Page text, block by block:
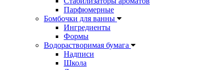
Парфюмерные
Бомбочки для ванны
Ингредиенты
Формы
Водорастворимая бумага
Надписи
Школа